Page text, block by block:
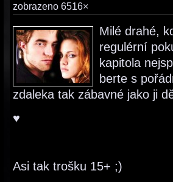
zobrazeno 6516×
Milé drahé,
regulérní
kapitola
berte s
zdaleka tak zábavné jako ji
♥
Asi tak trošku 15+ ;)